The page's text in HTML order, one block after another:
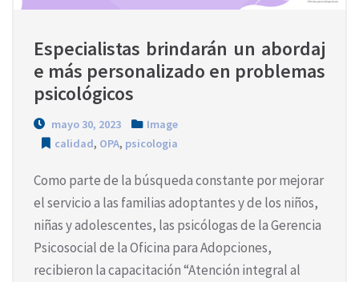
Especialistas brindarán un abordaj
e más personalizado en problemas
psicológicos
mayo 30, 2023
Image
calidad, OPA, psicologia
Como parte de la búsqueda constante por mejorar
el servicio a las familias adoptantes y de los niños,
niñas y adolescentes, las psicólogas de la Gerencia
Psicosocial de la Oficina para Adopciones,
recibieron la capacitación “Atención integral al